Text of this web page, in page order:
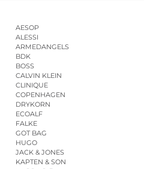
AESOP
ALESSI
ARMEDANGELS
BDK
BOSS
CALVIN KLEIN
CLINIQUE
COPENHAGEN
DRYKORN
ECOALF
FALKE
GOT BAG
HUGO
JACK & JONES
KAPTEN & SON